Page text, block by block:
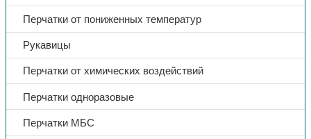
Перчатки от пониженных температур
Рукавицы
Перчатки от химических воздействий
Перчатки одноразовые
Перчатки МБС